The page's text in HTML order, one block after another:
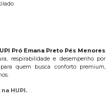
Pró Emana Preto Pés Menores
respirabilidade e desempenho por
quem busca conforto premium,
HUPI.